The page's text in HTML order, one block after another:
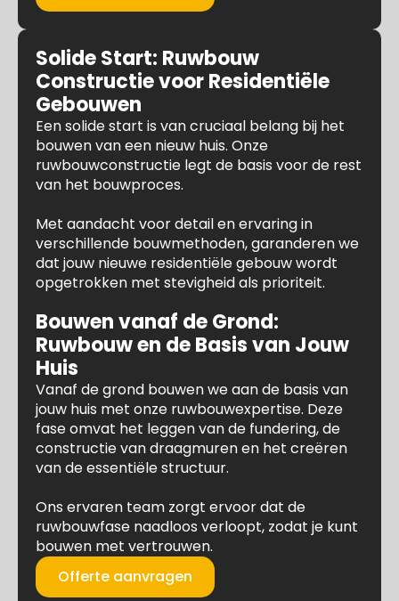
Solide Start: Ruwbouw
Constructie voor Residentiële
Gebouwen
Een solide start is van cruciaal belang bij het
bouwen van een nieuw huis. Onze
ruwbouwconstructie legt de basis voor de rest
van het bouwproces.
Met aandacht voor detail en ervaring in
verschillende bouwmethoden, garanderen we
dat jouw nieuwe residentiële gebouw wordt
opgetrokken met stevigheid als prioriteit.
Bouwen vanaf de Grond:
Ruwbouw en de Basis van Jouw
Huis
Vanaf de grond bouwen we aan de basis van
jouw huis met onze ruwbouwexpertise. Deze
fase omvat het leggen van de fundering, de
constructie van draagmuren en het creëren
van de essentiële structuur.
Ons ervaren team zorgt ervoor dat de
ruwbouwfase naadloos verloopt, zodat je kunt
bouwen met vertrouwen.
Offerte aanvragen